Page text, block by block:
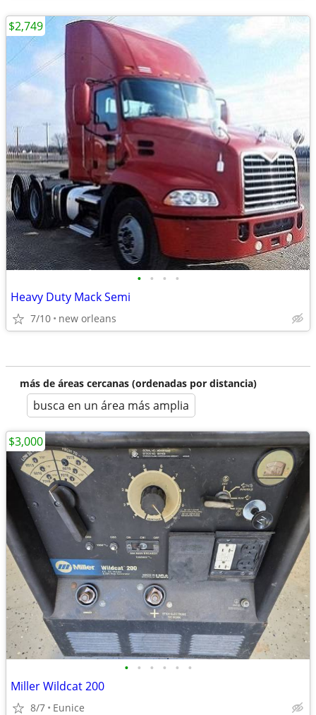
• • • •
Heavy Duty Mack Semi
7/10 new orleans
$2,749
más de áreas cercanas (ordenadas por distancia)
busca en un área más amplia
• • • • • •
Miller Wildcat 200
8/7 Eunice
$3,000